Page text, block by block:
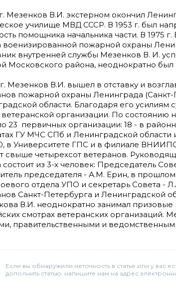
Мезенков В.И. экстерном окончил
училище МВД СССР. В 1953 г. был
помощника начальника части. В 1975 г.
военизированной пожарной охраны
внутренней службы Мезенков В. И.
Московского района, неоднократно
Мезенков В.И. вышел в отставку и
пожарной охраны Ленинграда (Санкт-
области. Благодаря его усилиям
ветеранской организации. По состоянию
23 первичных организации: 18 - в
ГУ МЧС СПб и Ленинградской области
в Университете ГПС и в филиале
свыше четырехсот ветеранов.
состоит из 3-х человек: Председатель
председателя - А.М. Ерин, в прошлом
отдела УПО и секретарь Совета -
Санкт-Петербурга и Ленинградской
В.И. неоднократно занимал призовые
смотрах ветеранских организаций.
правительственными и
Если вы обнаружили неточность в статье или у вас
дополнить статью, напишите нам на адрес